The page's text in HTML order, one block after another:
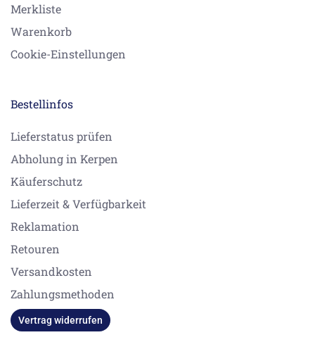
Merkliste
Warenkorb
Cookie-Einstellungen
Bestellinfos
Lieferstatus prüfen
Abholung in Kerpen
Käuferschutz
Lieferzeit & Verfügbarkeit
Reklamation
Retouren
Versandkosten
Zahlungsmethoden
Vertrag widerrufen